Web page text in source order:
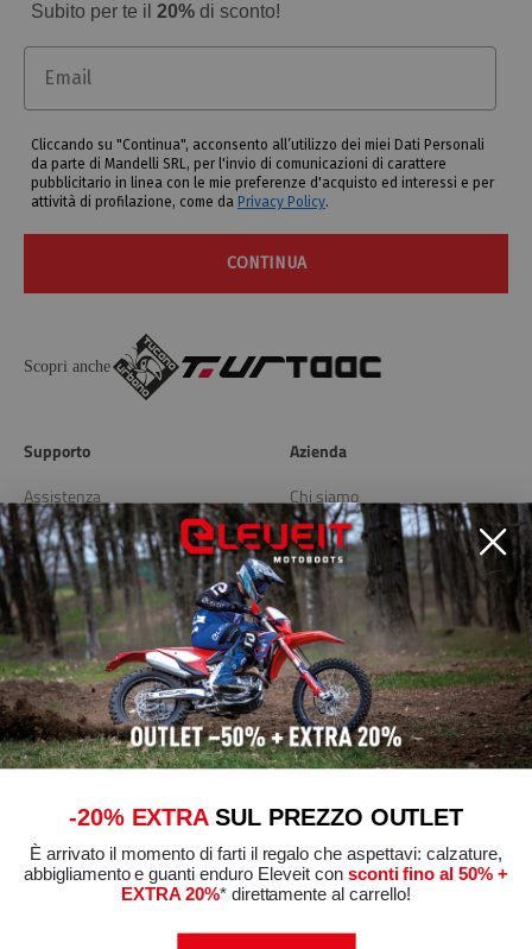
Subito per te il 20% di sconto!
Email
Cliccando su "Continua", acconsento all’utilizzo dei miei Dati Personali
da parte di Mandelli SRL, per l'invio di comunicazioni di carattere
pubblicitario in linea con le mie preferenze d'acquisto ed interessi e per
attività di profilazione, come da Privacy Policy.
CONTINUA
Scopri anche
Supporto
Assistenza
Spedizioni e resi
Azienda
Chi siamo
Blog
Store Locator
Link utili
Privacy Policy
Cookie Policy
Modifica preferenze Cookie
Condizioni generali di vendita
Certificazioni di conformità
-20% EXTRASUL PREZZO OUTLET
È arrivato il momento di farti il regalo che aspettavi: calzature,
abbigliamento e guanti enduro Eleveit con sconti fino al 50% +
EXTRA 20%* direttamente al carrello!